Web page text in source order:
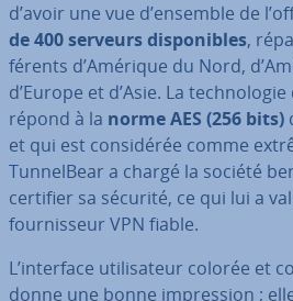
d’avoir une vue d’ensemble de
de 400 serveurs dis­po­nibles,
fé­rents d’Amérique du Nord,
d’Europe et d’Asie. La
répond à la norme AES (256 bits)
et qui est con­si­dé­rée comme
Tun­nel­Bear a chargé la société
certifier sa sécurité, ce qui lui a
four­nis­seur VPN fiable.
L’interface uti­li­sa­teur colorée et
donne une bonne im­pres­sion ;